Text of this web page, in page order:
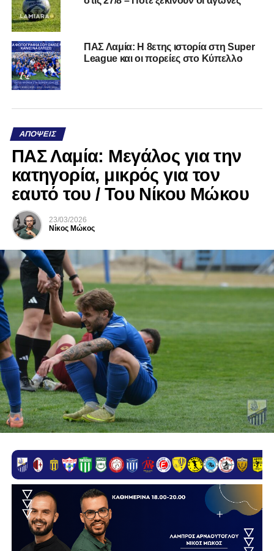
ΠΑΣ Λαμία: Η 8ετης ιστορία στη Super
League και οι πορείες στο Κύπελλο
ΑΠΌΨΕΙΣ
ΠΑΣ Λαμία: Μεγάλος για την
κατηγορία, μικρός για τον
εαυτό του / Του Νίκου Μώκου
23/03/2026
Νίκος Μώκος